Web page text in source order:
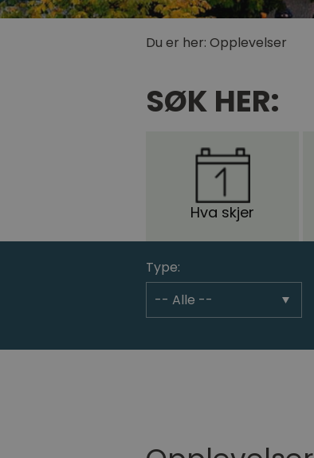
Du er her: Opplevelser
SØK HER:
Hva skjer
Type: